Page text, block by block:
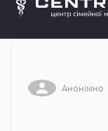
Анонімно